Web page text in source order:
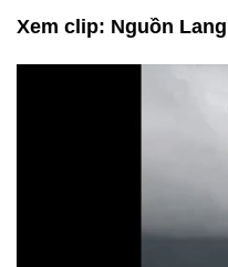
Xem clip: Nguồn